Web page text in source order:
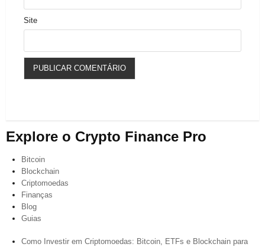
Site
Explore o Crypto Finance Pro
Bitcoin
Blockchain
Criptomoedas
Finanças
Blog
Guias
Como Investir em Criptomoedas: Bitcoin, ETFs e Blockchain para